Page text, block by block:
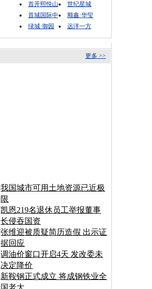
首开熙悦山
世纪星城
首城国际中
顺鑫·华玺
绿城·御园
远洋一方
更多 >>
我国城市可用土地资源已近极
限
凯恩219名退休员工举报董事
长侵吞国资
张维迎被质疑简历造假 出示证
据回应
调油价窗口开启4天 发改委未
决定降价
新鞍钢正式成立 将成钢铁业全